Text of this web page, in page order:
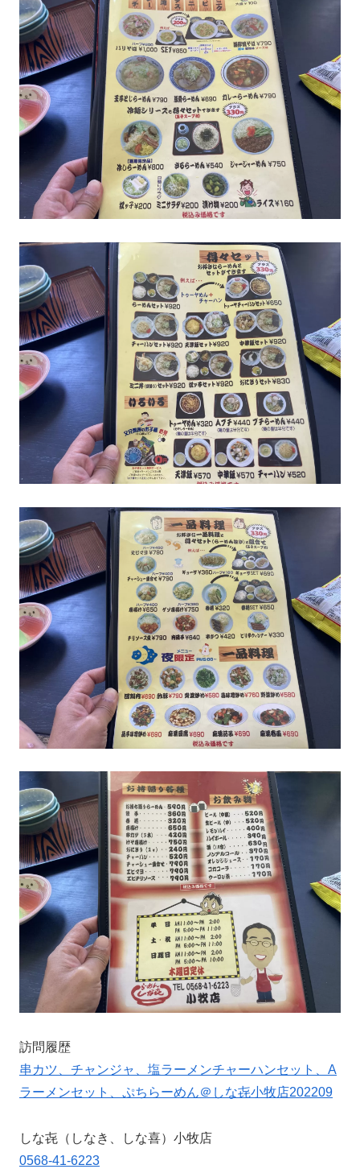
訪問履歴
串カツ、チャンジャ、塩ラーメンチャーハンセット、A
ラーメンセット、ぷちらーめん＠しな㐂小牧店202209
しな㐂（しなき、しな喜）小牧店
0568-41-6223